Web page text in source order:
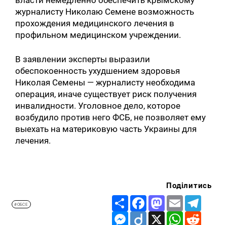
журналисту Николаю Семене возможность
прохождения медицинского лечения в
профильном медицинском учреждении.
В заявлении эксперты выразили
обеспокоенность ухудшением здоровья
Николая Семены — журналисту необходима
операция, иначе существует риск получения
инвалидности. Уголовное дело, которое
возбудило против него ФСБ, не позволяет ему
выехать на материковую часть Украины для
лечения.
#ОБСЕ
Поділитись
Share FacebookMastodon
Email
Messenger
Diigo X WhatsApp